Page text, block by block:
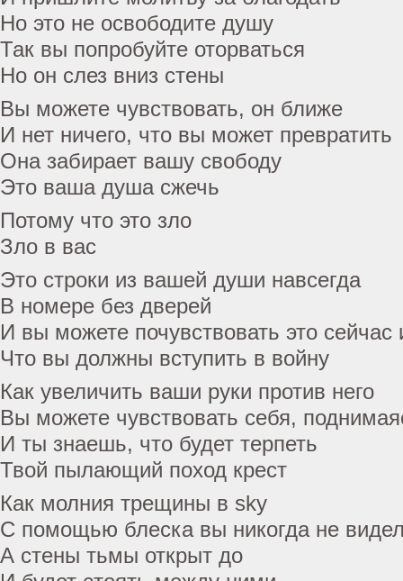
Но это не освободите душу
Так вы попробуйте оторваться
Но он слез вниз стены
Вы можете чувствовать, он ближе
И нет ничего, что вы может превратить
Она забирает вашу свободу
Это ваша душа сжечь
Потому что это зло
Зло в вас
Это строки из вашей души навсегда
В номере без дверей
И вы можете почувствовать это сейчас
Что вы должны вступить в войну
Как увеличить ваши руки против него
Вы можете чувствовать себя,
И ты знаешь, что будет терпеть
Твой пылающий поход крест
Как молния трещины в sky
С помощью блеска вы никогда не
А стены тьмы открыт до